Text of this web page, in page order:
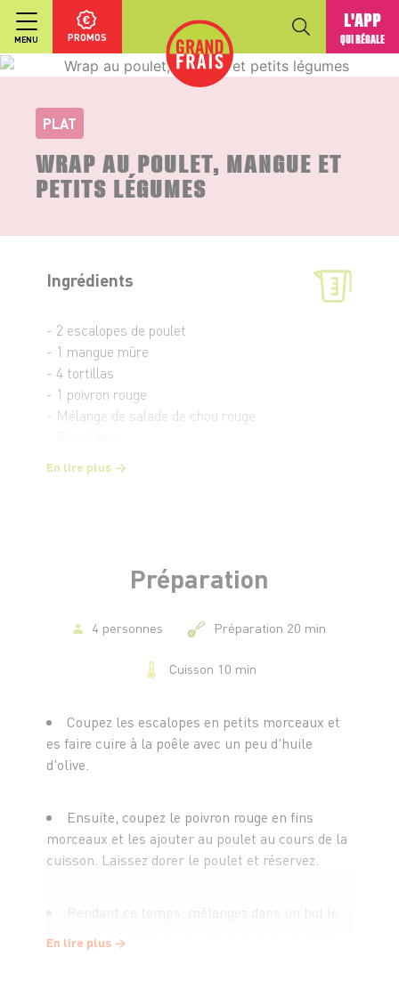
MENU PROMOS
L'APP
QUI RÉGALE
PLAT
WRAP AU POULET, MANGUE ET
PETITS LÉGUMES
Ingrédients
- 2 escalopes de poulet
- 1 mangue mûre
- 4 tortillas
- 1 poivron rouge
- Mélange de salade de chou rouge
- 50 g de yaourt
En lire plus
Préparation
4 personnes Préparation 20 min
Cuisson 10 min
Coupez les escalopes en petits morceaux et
es faire cuire à la poêle avec un peu d'huile
d'olive.
Ensuite, coupez le poivron rouge en fins
morceaux et les ajouter au poulet au cours de la
cuisson. Laissez dorer le poulet et réservez.
Pendant ce temps, mélangez dans un bol le
sel et du poivre. Réservez cette sauce au frais.
En lire plus